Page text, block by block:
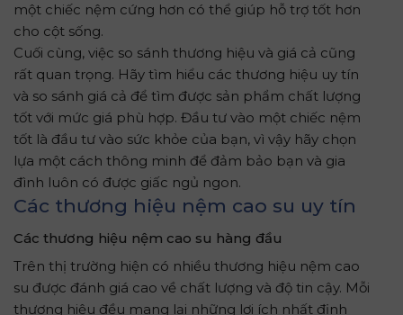
một chiếc nệm cứng hơn có thể giúp hỗ trợ tốt hơn
cho cột sống.
Cuối cùng, việc so sánh thương hiệu và giá cả cũng
rất quan trọng. Hãy tìm hiểu các thương hiệu uy tín
và so sánh giá cả để tìm được sản phẩm chất lượng
tốt với mức giá phù hợp. Đầu tư vào một chiếc nệm
tốt là đầu tư vào sức khỏe của bạn, vì vậy hãy chọn
lựa một cách thông minh để đảm bảo bạn và gia
đình luôn có được giấc ngủ ngon.
Các thương hiệu nệm cao su uy tín
Các thương hiệu nệm cao su hàng đầu
Trên thị trường hiện có nhiều thương hiệu nệm cao
su được đánh giá cao về chất lượng và độ tin cậy. Mỗi
thương hiệu đều mang lại những lợi ích nhất định